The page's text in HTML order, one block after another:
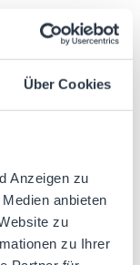
Über Cookies
Anzeigen zu
anbieten
zu
zu Ihrer
angezeigte
gibt,
Zahlen der
dass
nicht